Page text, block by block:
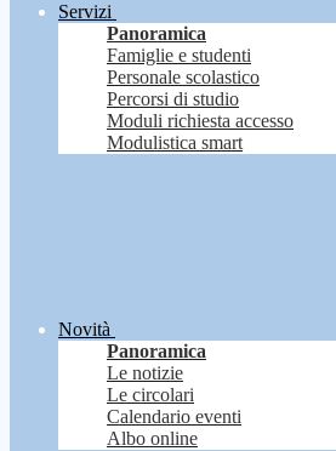
Servizi
Panoramica
Famiglie e studenti
Personale scolastico
Percorsi di studio
Moduli richiesta accesso
Modulistica smart
Novità
Panoramica
Le notizie
Le circolari
Calendario eventi
Albo online